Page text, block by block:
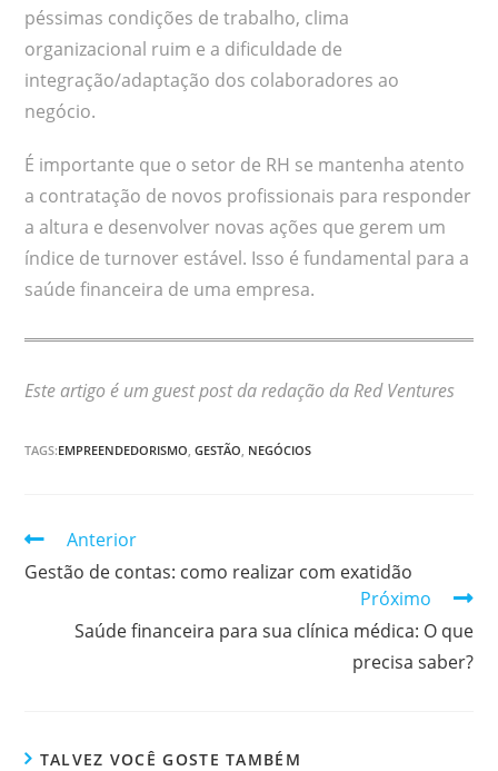
péssimas condições de trabalho, clima
organizacional ruim e a dificuldade de
integração/adaptação dos colaboradores ao
negócio.
É importante que o setor de RH se mantenha atento
a contratação de novos profissionais para responder
a altura e desenvolver novas ações que gerem um
índice de turnover estável. Isso é fundamental para a
saúde financeira de uma empresa.
Este artigo é um guest post da redação da Red Ventures
TAGS:EMPREENDEDORISMO ,GESTÃO NEGÓCIOS
Continuar
lendo
Anterior
Gestão de contas: como realizar com exatidão
Próximo
Saúde financeira para sua clínica médica: O que
precisa saber?
TALVEZ VOCÊ GOSTE TAMBÉM